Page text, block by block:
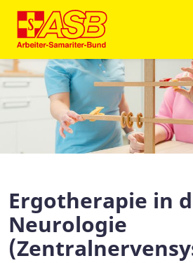
Ergotherapie in
Neurologie